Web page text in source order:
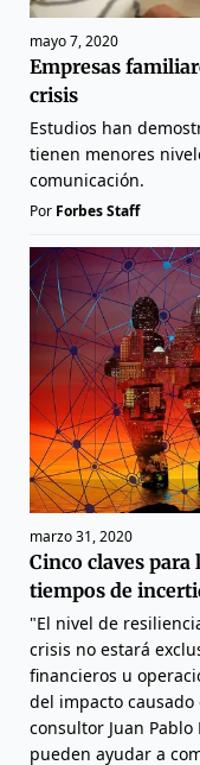
mayo 7, 2020
Empresas
crisis
Estudios han
tienen menores
comunicación.
Por Forbes Staff
marzo 31, 2020
Cinco claves
tiempos de
"El nivel de
crisis no estará
financieros u
del impacto
consultor Juan
pueden ayudar a